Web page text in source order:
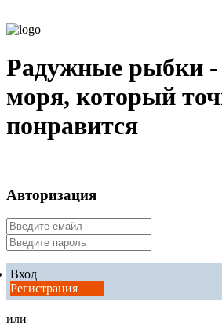
Радужные рыбки -
моря, который
понравится
Авторизация
Вход
Регистрация
или